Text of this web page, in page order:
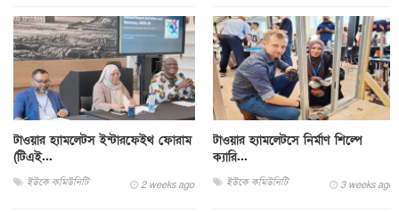
টাওয়ার হ্যামলেটস ইন্টারফেইথ ফোরাম
(টিএই...
ইউকে কমিউনিটি 2 weeks ago
টাওয়ার হ্যামলেটসে নির্মাণ শিল্পে
ক্যারি...
ইউকে কমিউনিটি 3 weeks ago